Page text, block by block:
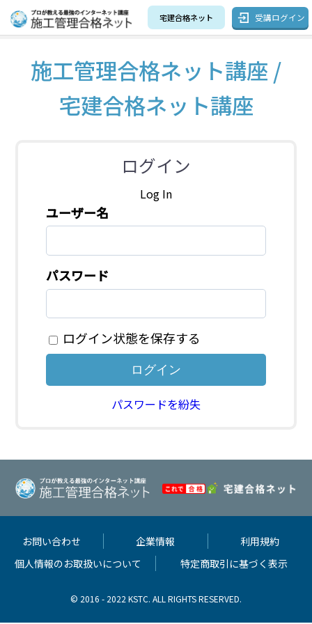
宅建合格ネット 受講ログイン
施工管理合格ネット講座 /
宅建合格ネット講座
ログイン
Log In
ユーザー名
パスワード
ログイン状態を保存する
パスワードを紛失
お問い合わせ 企業情報
利用規約
個人情報のお取扱いについて
特定商取引に基づく表示
© 2016 - 2022 KSTC. ALL RIGHTS RESERVED.